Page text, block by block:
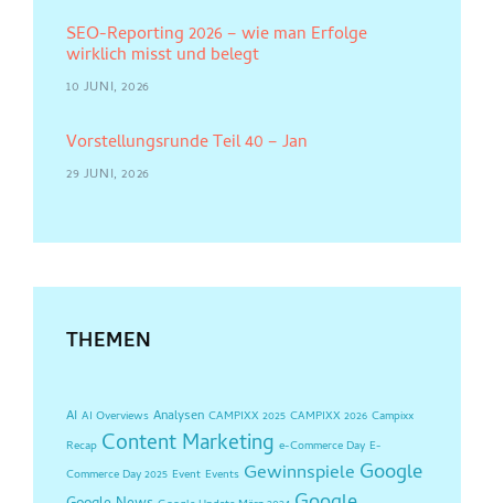
SEO-Reporting 2026 – wie man Erfolge
wirklich misst und belegt
10 JUNI, 2026
Vorstellungsrunde Teil 40 – Jan
29 JUNI, 2026
THEMEN
AI AI Overviews Analysen CAMPIXX 2025 CAMPIXX 2026 Campixx
Recap Content Marketing e-Commerce Day E-
Commerce Day 2025 Event Events Gewinnspiele Google